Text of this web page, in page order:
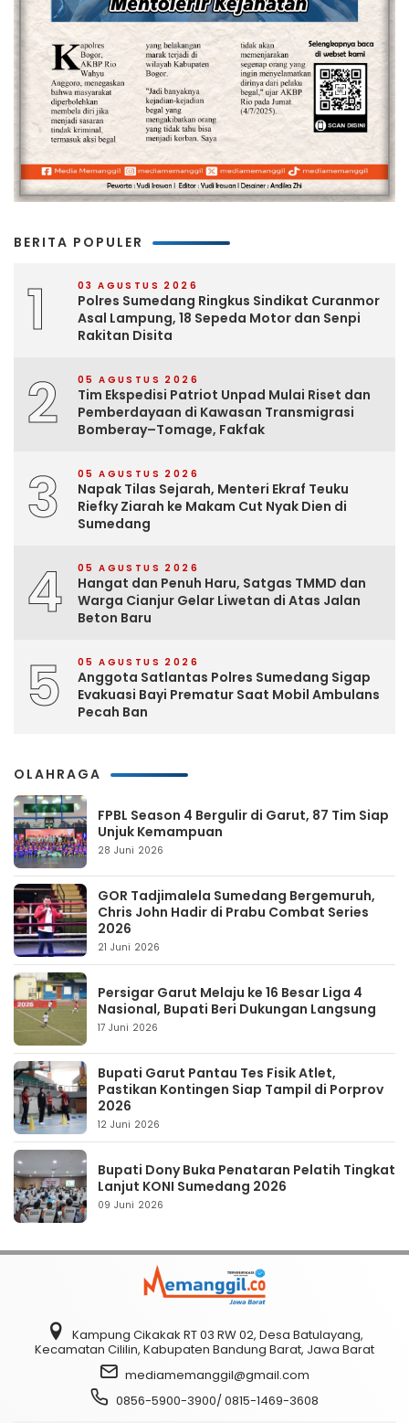
BERITA POPULER
1 03 AGUSTUS 2026
Polres Sumedang Ringkus Sindikat Curanmor
Asal Lampung, 18 Sepeda Motor dan Senpi
Rakitan Disita
2 05 AGUSTUS 2026
Tim Ekspedisi Patriot Unpad Mulai Riset dan
Pemberdayaan di Kawasan Transmigrasi
Bomberay–Tomage, Fakfak
3 05 AGUSTUS 2026
Napak Tilas Sejarah, Menteri Ekraf Teuku
Riefky Ziarah ke Makam Cut Nyak Dien di
Sumedang
4 05 AGUSTUS 2026
Hangat dan Penuh Haru, Satgas TMMD dan
Warga Cianjur Gelar Liwetan di Atas Jalan
Beton Baru
5 05 AGUSTUS 2026
Anggota Satlantas Polres Sumedang Sigap
Evakuasi Bayi Prematur Saat Mobil Ambulans
Pecah Ban
OLAHRAGA
FPBL Season 4 Bergulir di Garut, 87 Tim Siap
Unjuk Kemampuan
28 Juni 2026
GOR Tadjimalela Sumedang Bergemuruh,
Chris John Hadir di Prabu Combat Series
2026
21 Juni 2026
Persigar Garut Melaju ke 16 Besar Liga 4
Nasional, Bupati Beri Dukungan Langsung
17 Juni 2026
Bupati Garut Pantau Tes Fisik Atlet,
Pastikan Kontingen Siap Tampil di Porprov
2026
12 Juni 2026
Bupati Dony Buka Penataran Pelatih Tingkat
Lanjut KONI Sumedang 2026
09 Juni 2026
Kampung Cikakak RT 03 RW 02, Desa Batulayang,
Kecamatan Cililin, Kabupaten Bandung Barat, Jawa Barat
mediamemanggil@gmail.com
0856-5900-3900/ 0815-1469-3608